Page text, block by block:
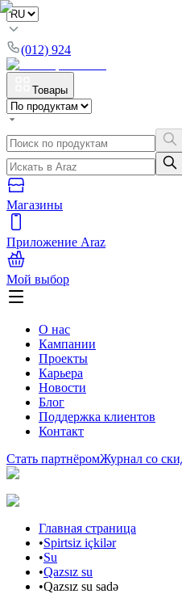
(012) 924
Товары
Магазины
Приложение Araz
Мой выбор
О нас
Кампании
Проекты
Карьера
Новости
Блог
Поддержка клиентов
Контакт
Стать партнёромЖурнал со
Главная страница
•Spirtsiz içkilər
•Su
•Qazsız su
•Qazsız su sadə